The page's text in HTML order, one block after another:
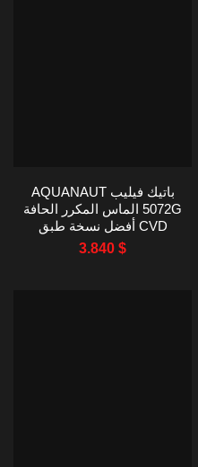
باتيك فيليب AQUANAUT
5072G الماس المكرر الحافة
CVD أفضل نسخة طبق
الأصل 35.6MM3.840 $